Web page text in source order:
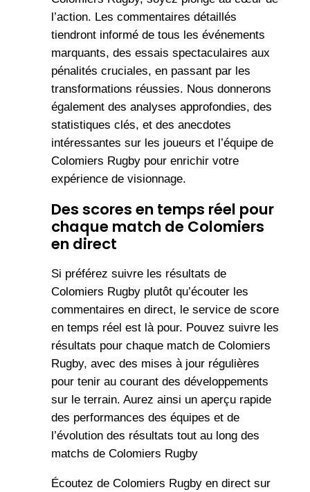
l’action. Les commentaires détaillés
tiendront informé de tous les événements
marquants, des essais spectaculaires aux
pénalités cruciales, en passant par les
transformations réussies. Nous donnerons
également des analyses approfondies, des
statistiques clés, et des anecdotes
intéressantes sur les joueurs et l’équipe de
Colomiers Rugby pour enrichir votre
expérience de visionnage.
Des scores en temps réel pour
chaque match de Colomiers
en direct
Si préférez suivre les résultats de
Colomiers Rugby plutôt qu’écouter les
commentaires en direct, le service de score
en temps réel est là pour. Pouvez suivre les
résultats pour chaque match de Colomiers
Rugby, avec des mises à jour régulières
pour tenir au courant des développements
sur le terrain. Aurez ainsi un aperçu rapide
des performances des équipes et de
l’évolution des résultats tout au long des
matchs de Colomiers Rugby
Écoutez de Colomiers Rugby en direct sur